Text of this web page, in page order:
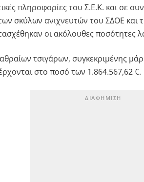
πληροφορίες του Σ.Ε.Κ. και σε
σκύλων ανιχνευτών του ΣΔΟΕ και
οι ακόλουθες ποσότητες
τσιγάρων, συγκεκριμένης
στο ποσό των 1.864.567,62 €.